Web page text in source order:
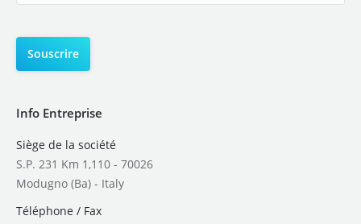
Info Entreprise
Siège de la société
S.P. 231 Km 1,110 - 70026
Modugno (Ba) - Italy
Téléphone / Fax